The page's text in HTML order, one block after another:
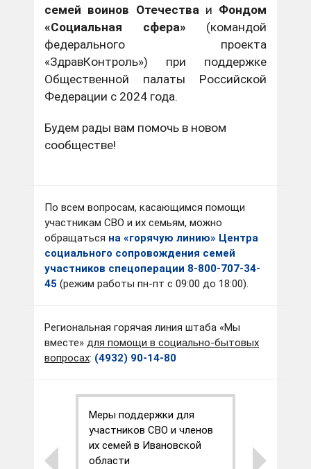
семей воинов Отечества и Фондом
«Социальная сфера» (командой
федерального проекта
«ЗдравКонтроль») при поддержке
Общественной палаты Российской
Федерации с 2024 года.
Будем рады вам помочь в новом
сообществе!
По всем вопросам, касающимся помощи
участникам СВО и их семьям, можно
обращаться на «горячую линию» Центра
социального сопровождения семей
участников спецоперации 8-800-707-34-
45 (режим работы пн-пт с 09:00 до 18:00).
Региональная горячая линия штаба «Мы
вместе» для помощи в социально-бытовых
вопросах: (4932) 90-14-80
Меры поддержки для
участников СВО и членов
их семей в Ивановской
области